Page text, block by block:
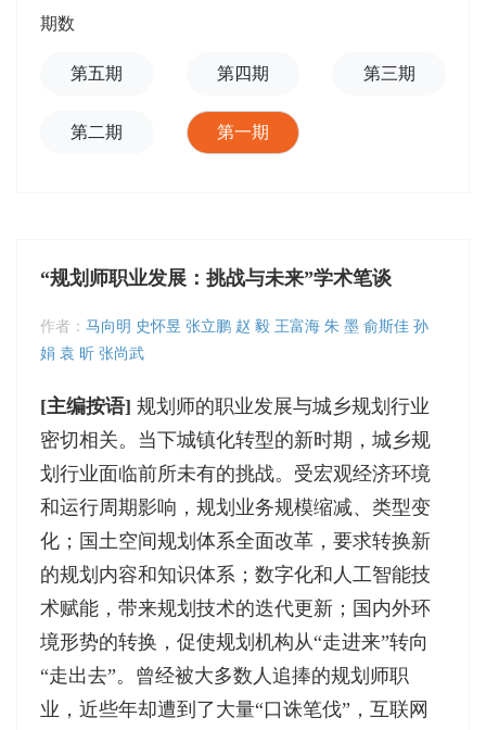
期数
第五期 第四期 第三期
第二期 第一期
“规划师职业发展：挑战与未来”学术笔谈
作者： 马向明 史怀昱 张立鹏 赵 毅 王富海 朱 墨 俞斯佳 孙
娟 袁 昕 张尚武
[主编按语] 规划师的职业发展与城乡规划行业
密切相关。当下城镇化转型的新时期，城乡规
划行业面临前所未有的挑战。受宏观经济环境
和运行周期影响，规划业务规模缩减、类型变
化；国土空间规划体系全面改革，要求转换新
的规划内容和知识体系；数字化和人工智能技
术赋能，带来规划技术的迭代更新；国内外环
境形势的转换，促使规划机构从“走进来”转向
“走出去”。曾经被大多数人追捧的规划师职
业，近些年却遭到了大量“口诛笔伐”，互联网